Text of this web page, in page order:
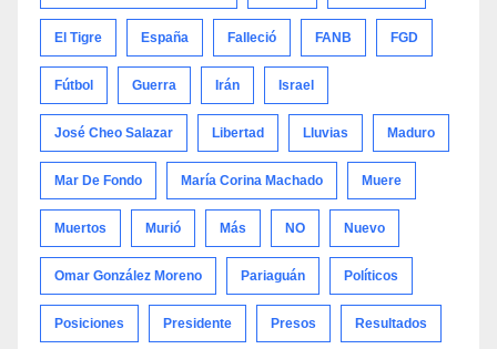
El Tigre España Falleció FANB FGD
Fútbol Guerra Irán Israel
José Cheo Salazar Libertad Lluvias Maduro
Mar De Fondo María Corina Machado Muere
Muertos Murió Más NO Nuevo
Omar González Moreno Pariaguán Políticos
Posiciones Presidente Presos Resultados